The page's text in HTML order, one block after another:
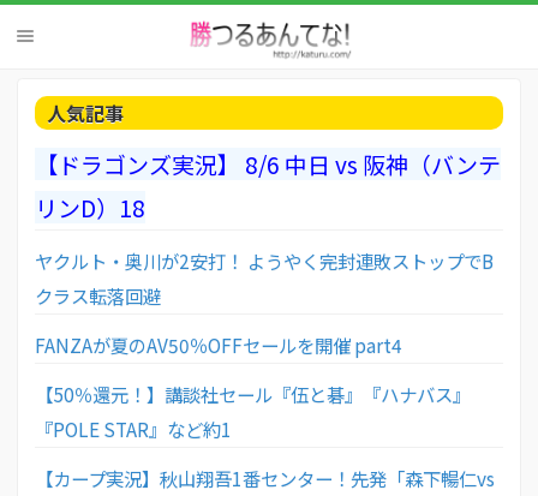
人気記事
【ドラゴンズ実況】 8/6 中日 vs 阪神（バンテ
リンD）18
ヤクルト・奥川が2安打！ ようやく完封連敗ストップでB
クラス転落回避
FANZAが夏のAV50％OFFセールを開催 part4
【50％還元！】講談社セール『伍と碁』『ハナバス』
『POLE STAR』など約1
【カープ実況】秋山翔吾1番センター！先発「森下暢仁vs